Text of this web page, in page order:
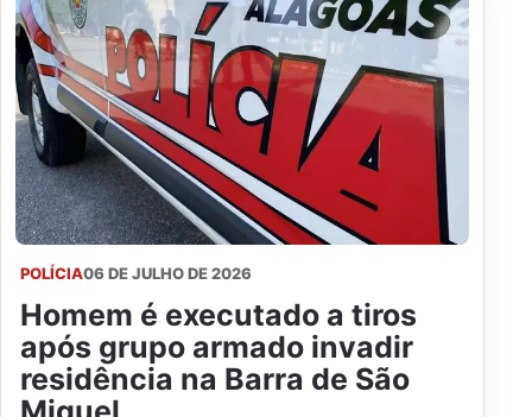
POLÍCIA06 DE JULHO DE 2026
Homem é executado a tiros
após grupo armado invadir
residência na Barra de São